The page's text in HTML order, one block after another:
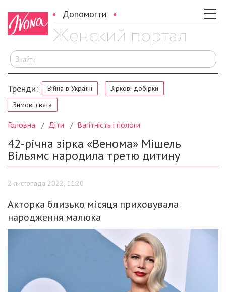
Допомогти
Тренди: Війна в Україні
Зіркові добірки
Зимові свята
Головна Діти Вагітність і пологи
42-річна зірка «Венома» Мішель
Вільямс народила третю дитину
2 листопада 2022, 11:20
Акторка близько місяця приховувала
народження малюка